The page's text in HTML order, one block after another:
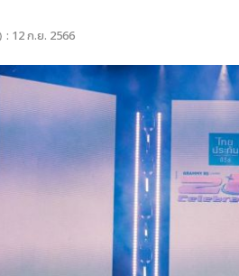
: 12 ก.ย. 2566